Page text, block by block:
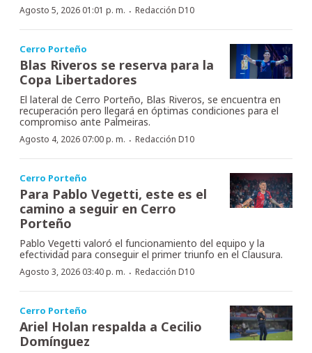
Agosto 5, 2026 01:01 p. m. · Redacción D10
Cerro Porteño
Blas Riveros se reserva para la
Copa Libertadores
El lateral de Cerro Porteño, Blas Riveros, se encuentra en
recuperación pero llegará en óptimas condiciones para el
compromiso ante Palmeiras.
Agosto 4, 2026 07:00 p. m. · Redacción D10
Cerro Porteño
Para Pablo Vegetti, este es el
camino a seguir en Cerro
Porteño
Pablo Vegetti valoró el funcionamiento del equipo y la
efectividad para conseguir el primer triunfo en el Clausura.
Agosto 3, 2026 03:40 p. m. · Redacción D10
Cerro Porteño
Ariel Holan respalda a Cecilio
Domínguez